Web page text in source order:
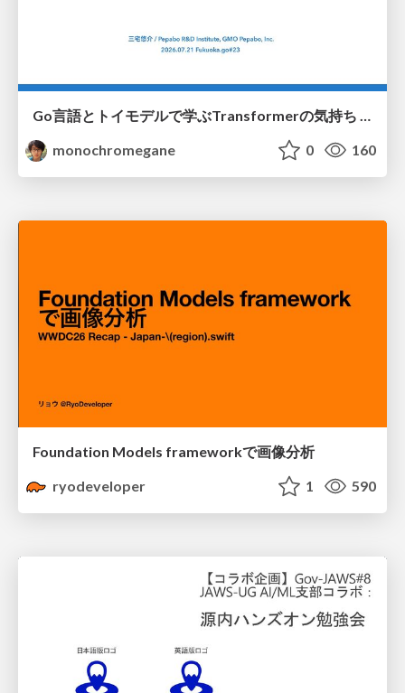
Go言語とトイモデルで学ぶTransformerの気持ち / fukuokago23-transformer
monochromegane
0 160
Foundation Models frameworkで画像分析
ryodeveloper
1 590